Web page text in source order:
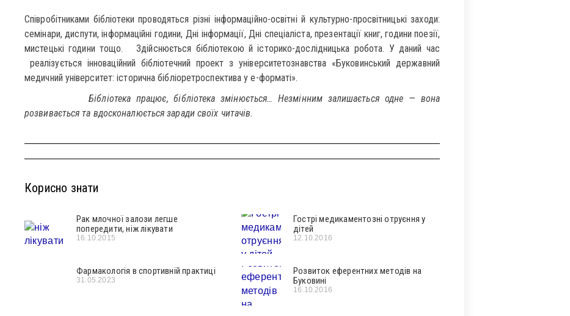
Співробітниками бібліотеки проводяться різні інформаційно-освітні й культурно-просвітницькі заходи:
семінари, диспути, інформаційні години, Дні інформації, Дні спеціаліста, презентації книг, години поезії,
мистецькі години тощо. Здійснюється бібліотекою й історико-дослідницька робота. У даний час
реалізується інноваційний бібліотечний проект з університетознавства «Буковинський державний
медичний університет: історична бібліоретроспектива у е-форматі».
Бібліотека працює, бібліотека змінюється… Незмінним залишається одне — вона
розвивається та вдосконалюється заради своїх читачів.
Корисно знати
Рак млочної залози легше
попередити, ніж лікувати
16.10.2015
Гострі медикаментозні отруєння у
дітей
12.10.2016
Фармакологія в спортивній практиці
31.05.2023
Розвиток еферентних методів на
Буковині
16.10.2016